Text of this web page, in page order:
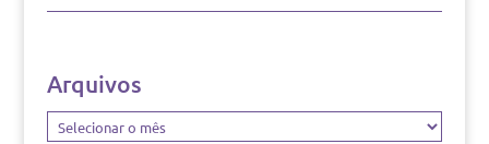
Arquivos
Arquivos